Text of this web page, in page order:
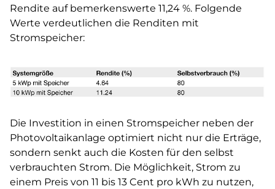
Rendite auf bemerkenswerte 11,24 %. Folgende
Werte verdeutlichen die Renditen mit
Stromspeicher:
Die Investition in einen Stromspeicher neben der
Photovoltaikanlage optimiert nicht nur die Erträge,
sondern senkt auch die Kosten für den selbst
verbrauchten Strom. Die Möglichkeit, Strom zu
einem Preis von 11 bis 13 Cent pro kWh zu nutzen,